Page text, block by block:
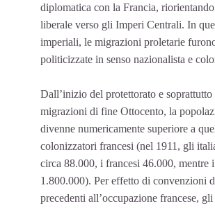
diplomatica con la Francia,
liberale verso gli Imperi Centrali. In
imperiali, le migrazioni proletarie
politicizzate in senso nazionalista e
Dall’inizio del protettorato e soprattutto
migrazioni di fine Ottocento, la
divenne numericamente superiore a
colonizzatori francesi (nel 1911, gli
circa 88.000, i francesi 46.000, mentre
1.800.000). Per effetto di convenzioni
precedenti all’occupazione francese,